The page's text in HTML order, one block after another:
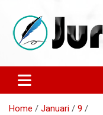
content
Sumber Berita
Home Januari
9